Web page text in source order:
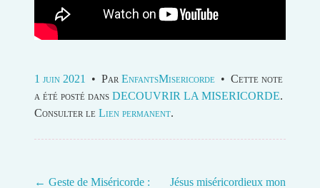
1 juin 2021 • Par EnfantsMisericorde • Cette note
a été posté dans DECOUVRIR LA MISERICORDE.
Consulter le Lien permanent.
← Geste de Miséricorde :
Jésus miséricordieux mon